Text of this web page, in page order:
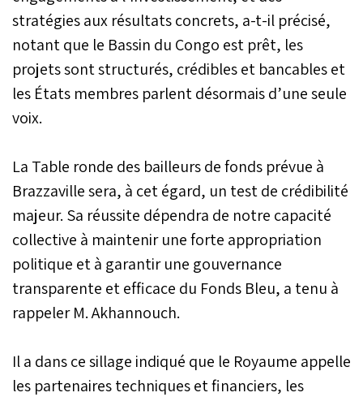
stratégies aux résultats concrets, a-t-il précisé,
notant que le Bassin du Congo est prêt, les
projets sont structurés, crédibles et bancables et
les États membres parlent désormais d’une seule
voix.
La Table ronde des bailleurs de fonds prévue à
Brazzaville sera, à cet égard, un test de crédibilité
majeur. Sa réussite dépendra de notre capacité
collective à maintenir une forte appropriation
politique et à garantir une gouvernance
transparente et efficace du Fonds Bleu, a tenu à
rappeler M. Akhannouch.
Il a dans ce sillage indiqué que le Royaume appelle
les partenaires techniques et financiers, les